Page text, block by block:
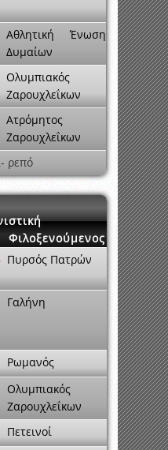
Αθλητική Ένωση
Δυμαίων
Ολυμπιακός
Ζαρουχλεΐκων
Ατρόμητος
Ζαρουχλεΐκων
ρεπό
Φιλοξενούμενος
Πυρσός Πατρών
Γαλήνη
Ρωμανός
Ολυμπιακός
Ζαρουχλεΐκων
Πετεινοί